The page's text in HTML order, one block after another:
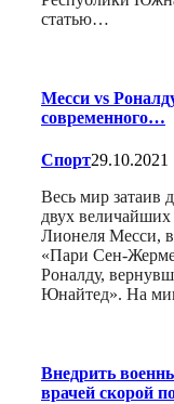
статью…
Месси vs
современного…
Спорт29.10.2021
Весь мир затаив
двух
Лионеля Месси,
«Пари Сен-
Роналду,
Юнайтед». На
Внедрить
врачей скорой